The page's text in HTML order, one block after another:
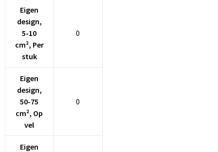
Eigen
design,
5-10
cm², Per
stuk
0
Eigen
design,
50-75
cm², Op
vel
0
Eigen